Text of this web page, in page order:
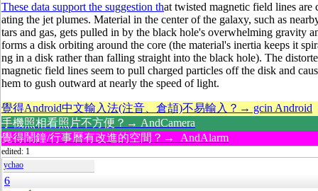
These data support the suggestion that twisted magnetic field lines are
ating the jet plumes. Material in the center of the galaxy, such as
tars and gas, gets pulled in by the black hole's overwhelming gravity
forms a disk orbiting around the core (the material's inertia keeps it
ng in a disk rather than falling straight into the black hole). The
magnetic field lines seem to pull charged particles off the disk and
hem to gush outward at nearly the speed of light.
覺得Android中文輸入法(注音、倉頡)不易輸入？→ gcin Android
手機照相看照片不方便？→ AndCamera
覺得鬧鐘/行事曆有改進的空間？→ AndAlarm
edited: 1
ychao
6